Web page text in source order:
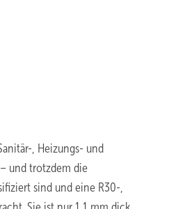
, Heizungs- und
und trotzdem die
sind und eine R30-,